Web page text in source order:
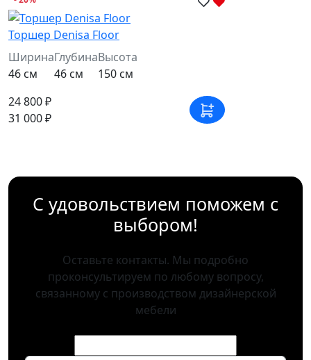
Торшер Denisa Floor
Ширина
46 см
Глубина
46 см
Высота
150 см
24 800 ₽
31 000 ₽
С удовольствием поможем с
выбором!
Оставьте контакты. Мы подробно
проконсультируем по любому вопросу,
связанному с производством дизайнерской
мебели